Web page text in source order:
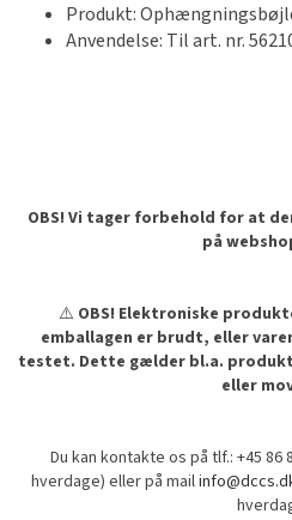
Produkt:
Anvendelse: Til art. nr.
OBS! Vi tager forbehold for at
på
⚠️ OBS! Elektroniske
emballagen er brudt, eller
testet. Dette gælder bl.a.
eller
Du kan kontakte os på tlf.: +45 86
hverdage) eller på mail